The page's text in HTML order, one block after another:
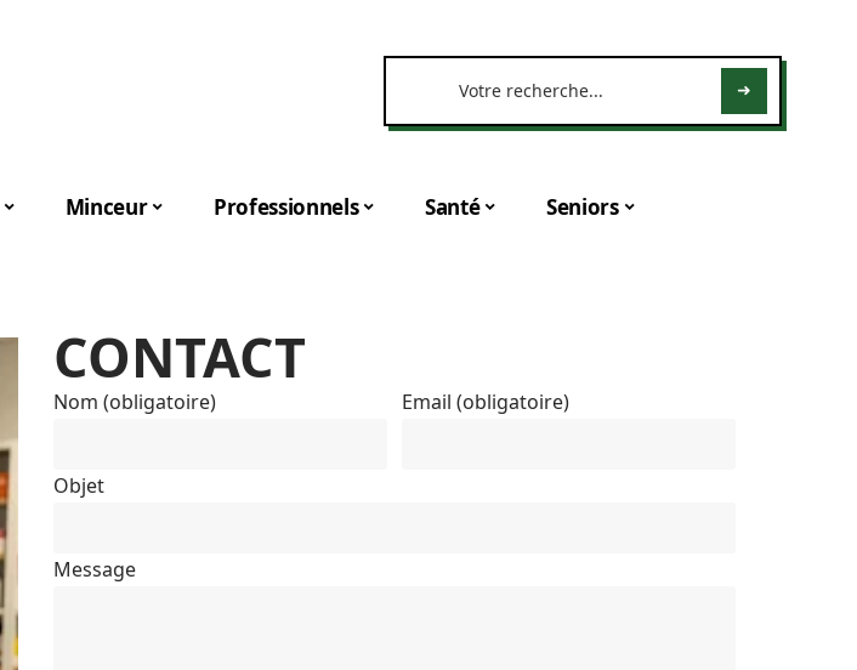
Minceur Professionnels Santé Seniors
CONTACT
Nom (obligatoire) Email (obligatoire)
Objet
Message